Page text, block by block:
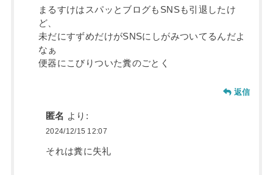
まるすけはスパッとブログもSNSも引退したけ
ど、
未だにすずめだけがSNSにしがみついてるんだよ
なぁ
便器にこびりついた糞のごとく
返信
匿名 より:
2024/12/15 12:07
それは糞に失礼